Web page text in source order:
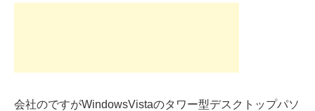
会社のですがWindowsVistaのタワー型デスクトップパソ